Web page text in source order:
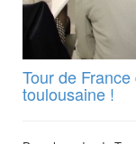
Tour de
toulousaine !